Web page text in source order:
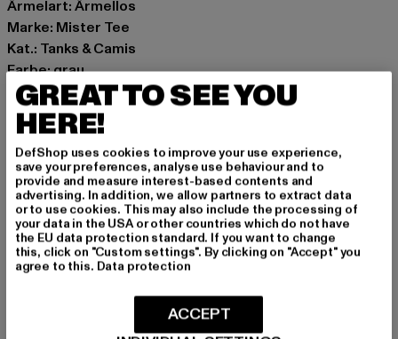
Ärmelart: Ärmellos
Marke: Mister Tee
Kat.: Tanks & Camis
Farbe: grau
Hersteller Farbe: heather grey
Materialzusammensetzung: 100% Baumwolle
Art.Nr: MT2523-00431
Hersteller: TB International GmbH |info@tbint.de
Dr.-Robert-Murjahn-Straße 7 | 64372 Ober-Ramstadt |
DE
GRÖSSE & PASSFORM
GREAT TO SEE YOU
HERE!
DefShop uses cookies to improve your use experience,
save your preferences, analyse use behaviour and to
provide and measure interest-based contents and
advertising. In addition, we allow partners to extract data
or to use cookies. This may also include the processing of
your data in the USA or other countries which do not have
the EU data protection standard. If you want to change
this, click on "Custom settings". By clicking on "Accept" you
agree to this. Data protection
ACCEPT